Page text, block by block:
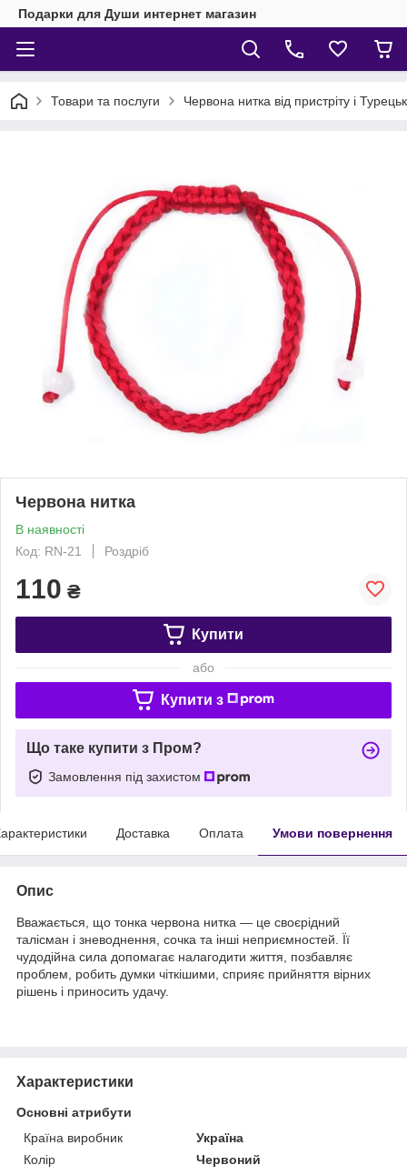
Подарки для Души интернет магазин
Товари та послуги Червона нитка від пристріту і
Червона нитка
В наявності
Код: RN-21
Роздріб
110 ₴
Купити
або
Купити з
Що таке купити з Пром?
Замовлення під захистом
Доставка Оплата Умови повернення
Опис
Вважається, що тонка червона нитка — це своєрідний
талісман і зневоднення, сочка та інші неприємностей. Її
чудодійна сила допомагає налагодити життя, позбавляє
проблем, робить думки чіткішими, сприяє прийняття вірних
рішень і приносить удачу.
Характеристики
Основні атрибути
Країна виробник
Україна
Колір
Червоний